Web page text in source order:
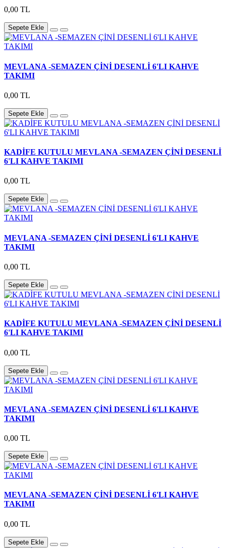
0,00 TL
Sepete Ekle
MEVLANA -SEMAZEN ÇİNİ DESENLİ 6'LI KAHVE
TAKIMI
0,00 TL
Sepete Ekle
KADİFE KUTULU MEVLANA -SEMAZEN ÇİNİ DESENLİ
6'LI KAHVE TAKIMI
0,00 TL
Sepete Ekle
MEVLANA -SEMAZEN ÇİNİ DESENLİ 6'LI KAHVE
TAKIMI
0,00 TL
Sepete Ekle
KADİFE KUTULU MEVLANA -SEMAZEN ÇİNİ DESENLİ
6'LI KAHVE TAKIMI
0,00 TL
Sepete Ekle
MEVLANA -SEMAZEN ÇİNİ DESENLİ 6'LI KAHVE
TAKIMI
0,00 TL
Sepete Ekle
MEVLANA -SEMAZEN ÇİNİ DESENLİ 6'LI KAHVE
TAKIMI
0,00 TL
Sepete Ekle